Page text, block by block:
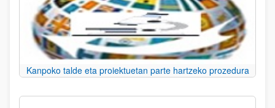
Kanpoko talde eta proiektuetan parte hartzeko prozedura